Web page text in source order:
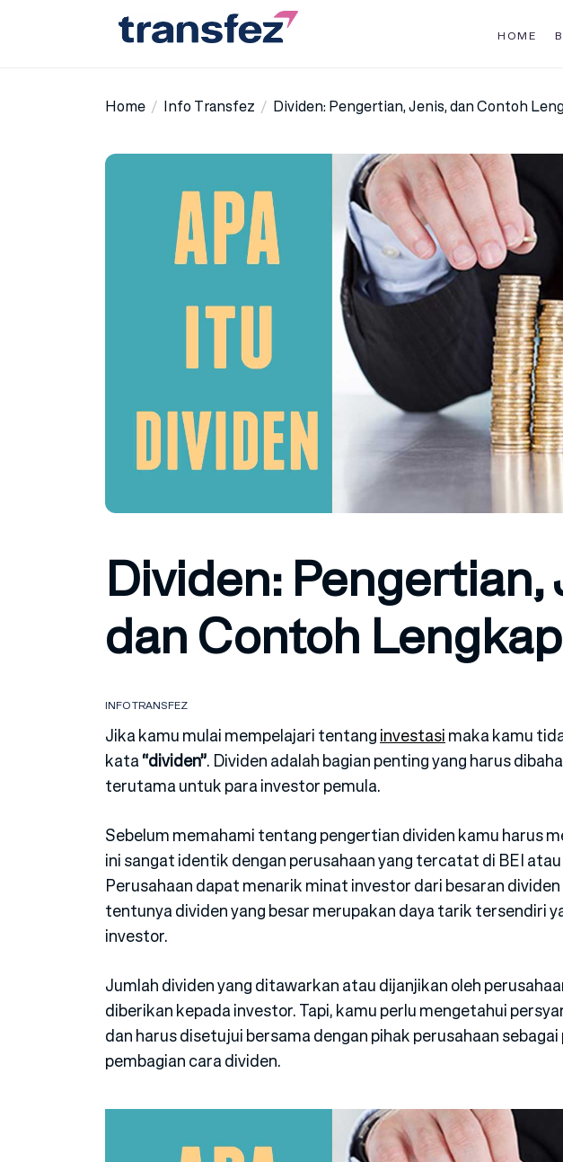
HOME
Home Info Transfez Dividen: Pengertian, Jenis, dan Contoh
Dividen: Pengertian,
dan Contoh
INFO TRANSFEZ
Jika kamu mulai mempelajari tentanginvestasimaka kamu
kata“dividen”. Dividen adalah bagian penting yang harus
terutama untuk para investor pemula.
Sebelum memahami tentang pengertian dividen kamu harus
ini sangat identik dengan perusahaan yang tercatat di BEI
Perusahaan dapat menarik minat investor dari besaran
tentunya dividen yang besar merupakan daya tarik tersendiri
investor.
Jumlah dividen yang ditawarkan atau dijanjikan oleh
diberikan kepada investor. Tapi, kamu perlu mengetahui
dan harus disetujui bersama dengan pihak perusahaan
pembagian cara dividen.